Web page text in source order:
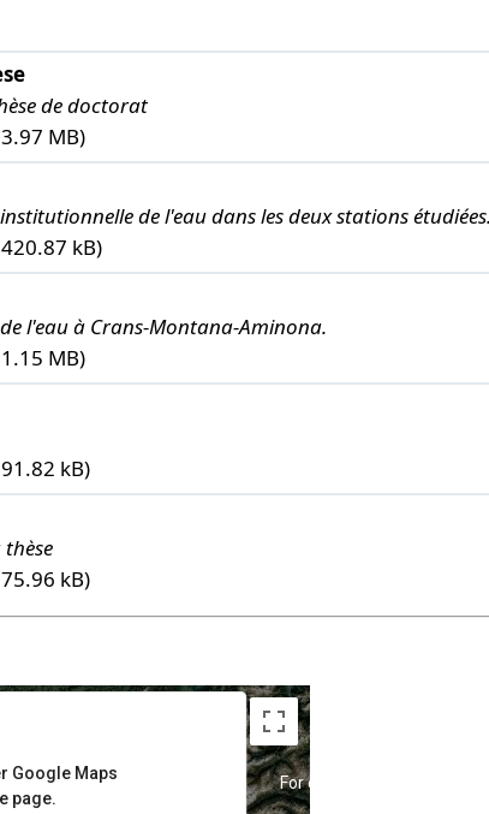
de doctorat
MB)
de l'eau dans les deux stations étudiées.
kB)
l'eau à Crans-Montana-Aminona.
MB)
kB)
kB)
purposes only For development purposes
Google Maps
page.